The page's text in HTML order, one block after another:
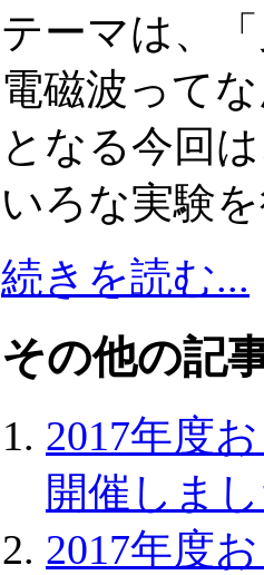
テーマは、
電磁波って
となる今回
いろな実験
続きを読む...
その他の記
2017年度
開催しま
2017年度